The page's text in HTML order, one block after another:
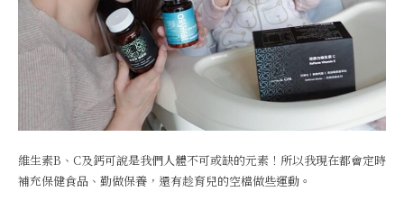
維生素B、C及鈣可說是我們人體不可或缺的元素！所以我現在都會定時
補充保健食品、勤做保養，還有趁育兒的空檔做些運動。